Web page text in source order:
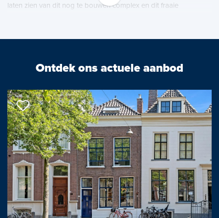
laten zien van dit nog te bouwen complex en dit fraaie
De Hooghe Delft wordt een vrijstaande toren van 41 meter
hoog. Het hoogste gebouw van Nieuw Delft. Het is ontworpen
door de internationaal toonaangevende architect Ronald
Janssen. De robuuste vormen, grote ramen met veel lichtinval en
het gebruik van natuurlijke materialen maken het een
indrukwekkend gebouw. Elke woning is ontworpen rondom de
buitenruimte en heeft daarom een prachtig uitzicht.
Elke woning een prachtig uitzicht
Ontdek ons actuele aanbod